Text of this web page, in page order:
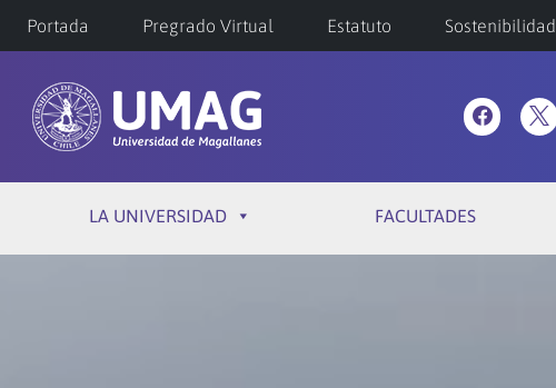
Portada Pregrado Virtual Estatuto Sostenibilidad
LA UNIVERSIDAD FACULTADES